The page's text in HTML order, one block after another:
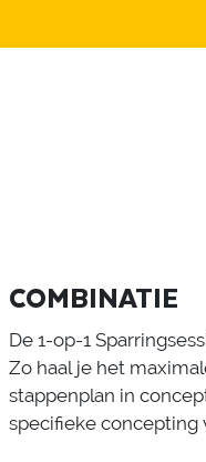
COMBINATIE
De 1-op-1
Zo haal je het
stappenplan in
specifieke concepting